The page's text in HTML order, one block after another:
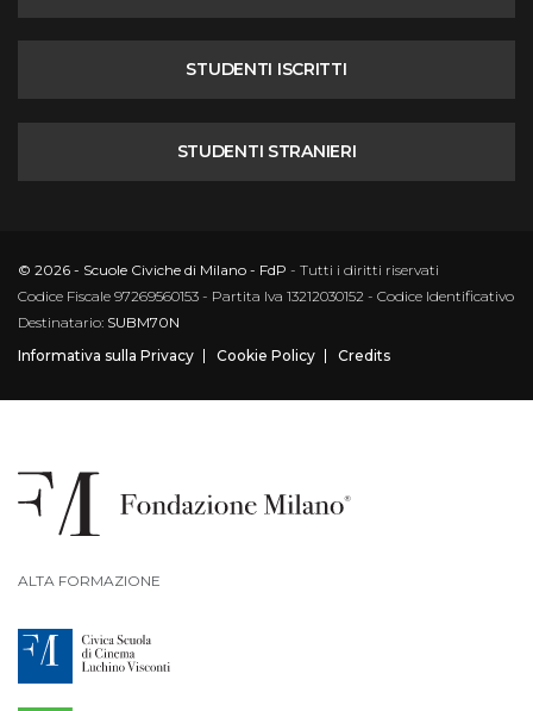
STUDENTI ISCRITTI
STUDENTI STRANIERI
© 2026 - Scuole Civiche di Milano - FdP - Tutti i diritti riservati
Codice Fiscale 97269560153 - Partita Iva 13212030152 - Codice Identificativo
Destinatario: SUBM70N
Informativa sulla Privacy
Cookie Policy Credits
ALTA FORMAZIONE